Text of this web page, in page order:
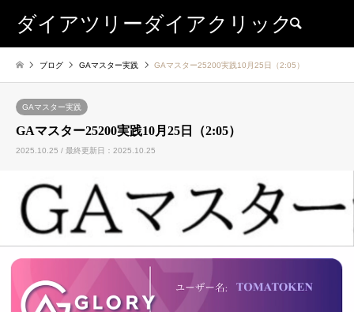
ダイアツリーダイアクリック
ブログ GAマスター実践 GAマスター25200実践10月25日（2:05）
GAマスター実践
GAマスター25200実践10月25日（2:05）
2025.10.25 / 最終更新日：2025.10.25